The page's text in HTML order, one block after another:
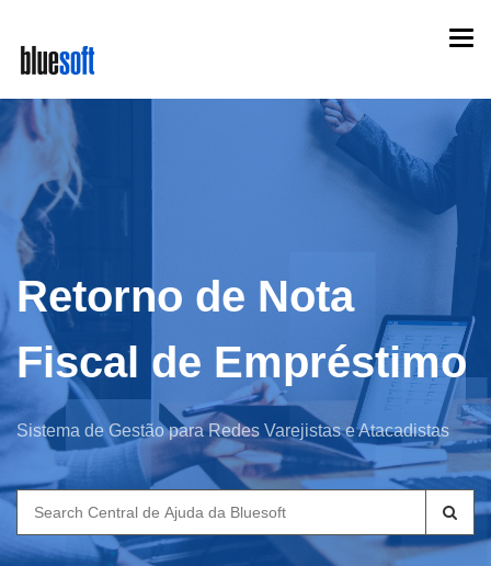
main
content
Retorno de Nota
Fiscal de Empréstimo
Sistema de Gestão para Redes Varejistas e Atacadistas
Search
for: